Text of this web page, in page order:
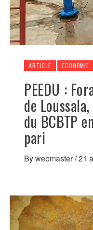
ARTICLE ECONOMIE
PEEDU :
de
du BCBTP
pari
Bywebmaster/21